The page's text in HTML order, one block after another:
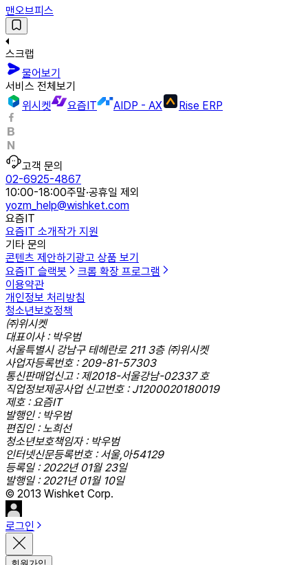
맨오브피스
스크랩
물어보기
서비스 전체보기
위시켓
요즘IT AIDP - AX Rise ERP
고객 문의
02-6925-4867
10:00-18:00주말·공휴일 제외
yozm_help@wishket.com
요즘IT
요즘IT 소개작가 지원
기타 문의
콘텐츠 제안하기 광고 상품 보기
요즘IT 슬랙봇
크롬 확장 프로그램
이용약관
개인정보 처리방침
청소년보호정책
㈜위시켓
대표이사 : 박우범
서울특별시 강남구 테헤란로 211 3층 ㈜위시켓
사업자등록번호 : 209-81-57303
통신판매업신고 : 제2018-서울강남-02337 호
직업정보제공사업 신고번호 : J1200020180019
제호 : 요즘IT
발행인 : 박우범
편집인 : 노희선
청소년보호책임자 : 박우범
인터넷신문등록번호 : 서울,아54129
등록일 : 2022년 01월 23일
발행일 : 2021년 01월 10일
© 2013 Wishket Corp.
로그인